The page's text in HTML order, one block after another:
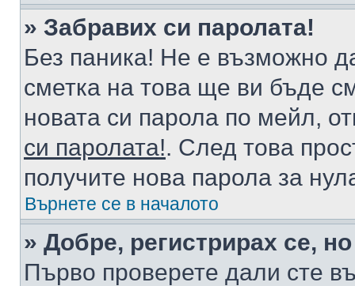
» Забравих си паролата!
Без паника! Не е възможно
сметка на това ще ви бъде
новата си парола по мейл,
си паролата!. След това
получите нова парола за
Върнете се в началото
» Добре, регистрирах се,
Първо проверете дали сте